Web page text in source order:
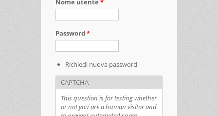
Password*
Richiedi nuova password
CAPTCHA
This question is for testing whether
or not you are a human visitor and